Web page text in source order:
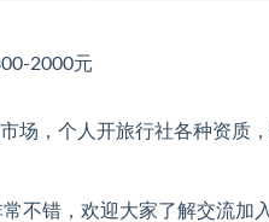
场，个人开旅行社各种资质
不错，欢迎大家了解交流加